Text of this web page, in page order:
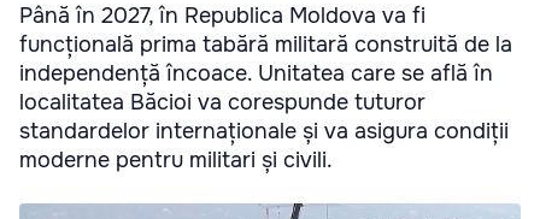
Până în 2027, în Republica Moldova va fi
funcțională prima tabără militară construită de la
independență încoace. Unitatea care se află în
localitatea Băcioi va corespunde tuturor
standardelor internaționale și va asigura condiții
moderne pentru militari și civili.